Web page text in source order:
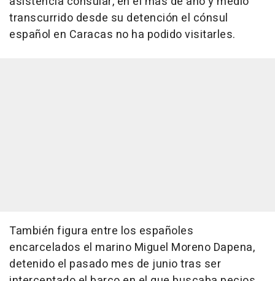
transcurrido desde su detención el cónsul
español en Caracas no ha podido visitarles.
También figura entre los españoles
encarcelados el marino Miguel Moreno Dapena,
detenido el pasado mes de junio tras ser